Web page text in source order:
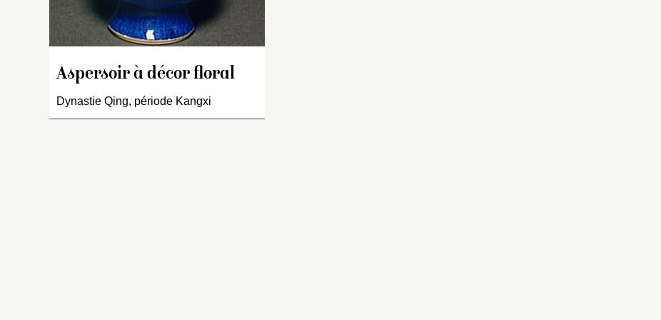
Aspersoir à décor floral
Dynastie Qing, période Kangxi